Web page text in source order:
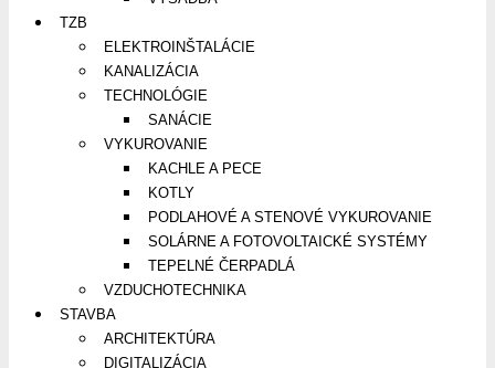
TZB
ELEKTROINŠTALÁCIE
KANALIZÁCIA
TECHNOLÓGIE
SANÁCIE
VYKUROVANIE
KACHLE A PECE
KOTLY
PODLAHOVÉ A STENOVÉ VYKUROVANIE
SOLÁRNE A FOTOVOLTAICKÉ SYSTÉMY
TEPELNÉ ČERPADLÁ
VZDUCHOTECHNIKA
STAVBA
ARCHITEKTÚRA
DIGITALIZÁCIA